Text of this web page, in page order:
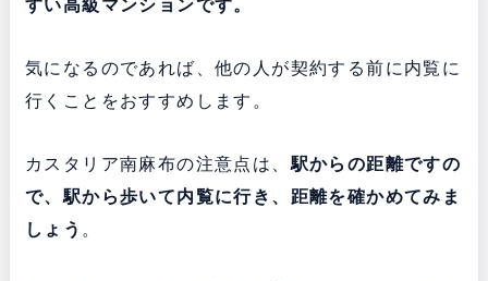
すい高級マンションです。
気になるのであれば、他の人が契約する前に内覧に
行くことをおすすめします。
カスタリア南麻布の注意点は、駅からの距離ですの
で、駅から歩いて内覧に行き、距離を確かめてみま
しょう 。